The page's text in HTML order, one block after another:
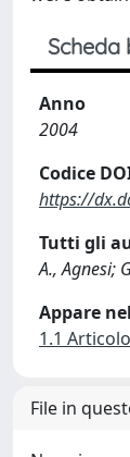
Scheda
Anno
2004
Codice
https://
Tutti gli
A., Agnesi;
Appare
1.1
File in